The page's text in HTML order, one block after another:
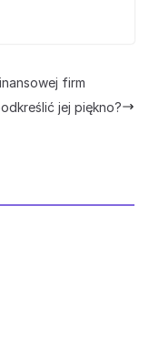
firm
jej piękno?